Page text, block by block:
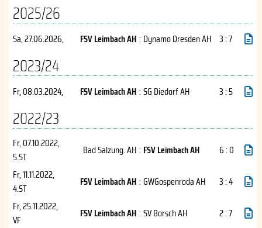
2025/26
Sa, 27.06.2026, FSV Leimbach AH : Dynamo Dresden AH 3 : 7
2023/24
Fr, 08.03.2024, FSV Leimbach AH :SG Diedorf AH 3 : 5
2022/23
Fr, 07.10.2022,
5.ST
Bad Salzung. AH : FSV Leimbach AH
6 : 0
Fr, 11.11.2022,
4.ST
FSV Leimbach AH :GWGospenroda AH
3 : 4
Fr, 25.11.2022,
VF
FSV Leimbach AH :SV Borsch AH
2 : 7